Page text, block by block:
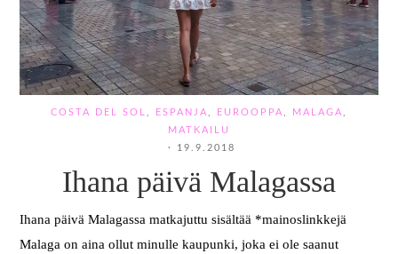
COSTA DEL SOL ESPANJA EUROOPPA MALAGA
MATKAILU
·
19.9.2018
Ihana päivä Malagassa
Ihana päivä Malagassa matkajuttu sisältää *mainoslinkkejä
Malaga on aina ollut minulle kaupunki, joka ei ole saanut